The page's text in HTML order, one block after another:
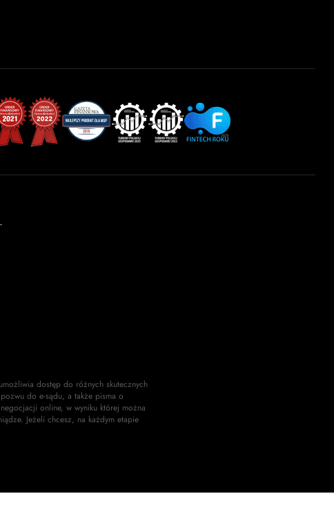
dostęp do różnych skutecznych
do e-sądu, a także pisma o
online, w wyniku której można
Jeżeli chcesz, na każdym etapie